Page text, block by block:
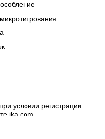
условии регистрации
ika.com